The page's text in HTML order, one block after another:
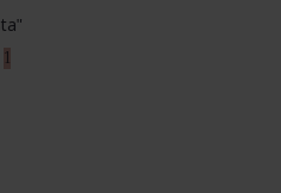
1